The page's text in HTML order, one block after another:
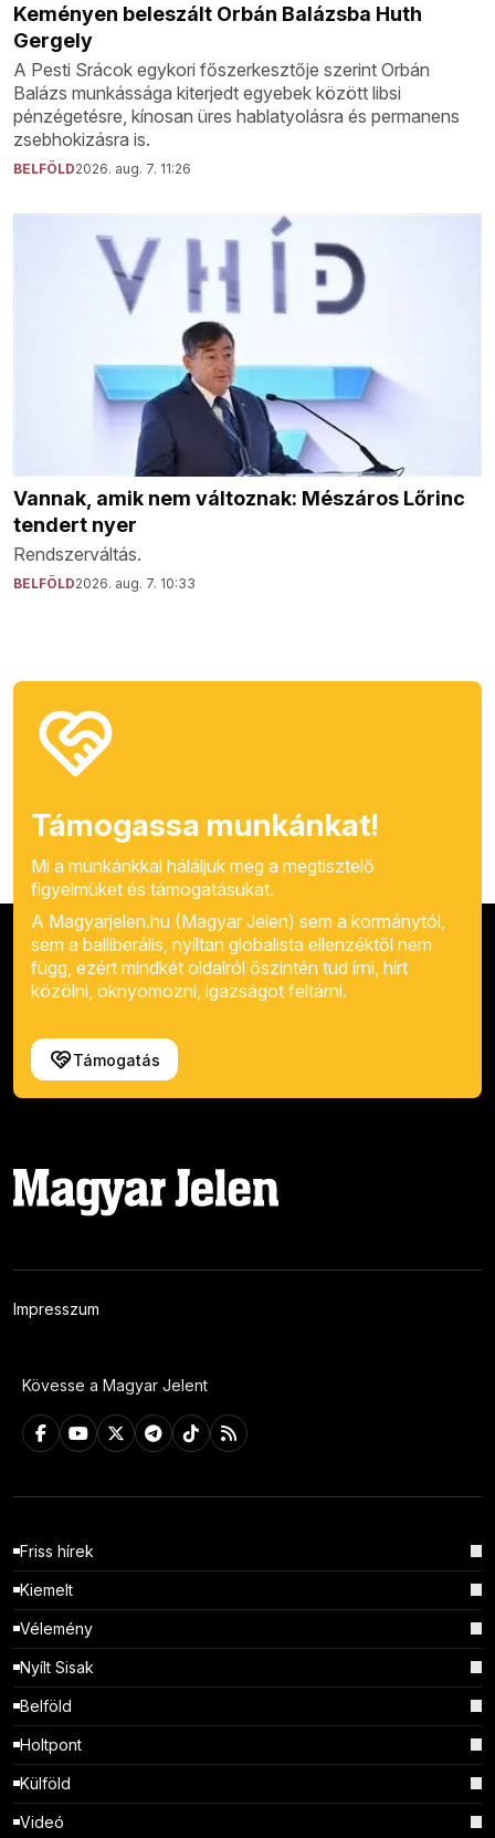
Keményen beleszált Orbán Balázsba Huth
Gergely
A Pesti Srácok egykori főszerkesztője szerint Orbán
Balázs munkássága kiterjedt egyebek között libsi
pénzégetésre, kínosan üres hablatyolásra és permanens
zsebhokizásra is.
BELFÖLD2026. aug. 7. 11:26
Vannak, amik nem változnak: Mészáros Lőrinc
tendert nyer
Rendszerváltás.
BELFÖLD2026. aug. 7. 10:33
Támogassa munkánkat!
Mi a munkánkkal háláljuk meg a megtisztelő
figyelmüket és támogatásukat.
A Magyarjelen.hu (Magyar Jelen) sem a kormánytól,
sem a balliberális, nyíltan globalista ellenzéktől nem
függ, ezért mindkét oldalról őszintén tud írni, hírt
közölni, oknyomozni, igazságot feltárni.
Támogatás
Impresszum
Kövesse a Magyar Jelent
Friss hírek
Kiemelt
Vélemény
Nyílt Sisak
Belföld
Holtpont
Külföld
Videó